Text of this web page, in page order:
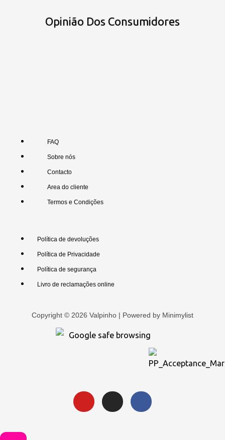
Opinião Dos Consumidores
FAQ
Sobre nós
Contacto
Area do cliente
Termos e Condições
Política de devoluções
Política de Privacidade
Política de segurança
Livro de reclamações online
Copyright © 2026 Valpinho | Powered by Minimylist